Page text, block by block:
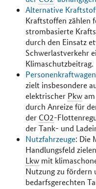
Alternative
Kraftstoffen zählen
strombasierte
durch den Einsatz
Schwerlastverkehr
Klimaschutzbeitrag.
zielt insbesondere
elektrischer Pkwam
durch Anreize für
der CO2-
der Tank- und
Nutzfahrzeuge: Die
Handlungsfeld
Lkwmit
Nutzung zu fördern
bedarfsgerechten